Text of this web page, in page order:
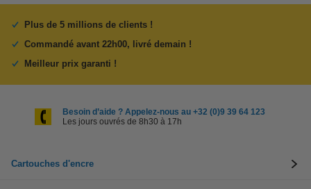
Plus de 5 millions de clients !
Commandé avant 22h00, livré demain !
Meilleur prix garanti !
Besoin d’aide ? Appelez-nous au +32 (0)9 39 64 123
Les jours ouvrés de 8h30 à 17h
Cartouches d'encre